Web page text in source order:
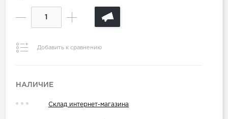
Добавить к сравнению
НАЛИЧИЕ
Склад интернет-магазина